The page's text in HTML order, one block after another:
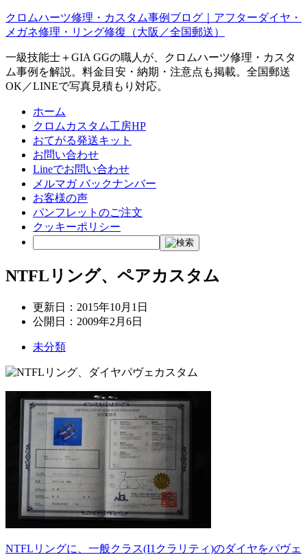
クロムハーツ修理・カスタム事例ブログ｜アフターダイヤ・
メガネ修理・リング修復（大阪／全国郵送）
一級技能士＋GIA GGの職人が、クロムハーツ修理・カスタ
ム事例を解説。料金目安・納期・注意点も掲載。全国郵送
OK／LINEで写真見積もり対応。
ホーム
クロムカスタム工房HP
おてがる発送キット
お問い合わせ
Lineでお問い合わせ
メルマガ バックナンバー
お客様の声
パンフレットのご注文
クッキーポリシー
NTFLリング、ペアカスタム
更新日： 2015年10月1日
公開日： 2009年2月6日
未分類
NTFLリングに、一般クラス(I1クラリティ)のダイヤをパヴェ